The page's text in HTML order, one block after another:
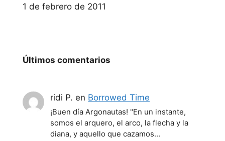
Fecha
1 de febrero de 2011
Últimos comentarios
ridi P. en Borrowed Time
¡Buen día Argonautas! "En un instante,
somos el arquero, el arco, la flecha y la
diana, y aquello que cazamos…